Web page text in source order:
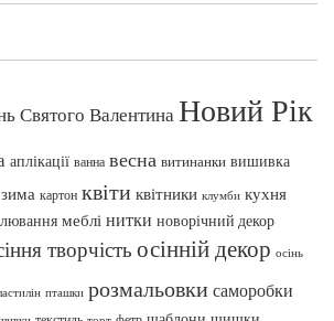
Святого ВалентинаНовий Рік
аплікації ванна весна витинанки вишивка
зима картон квіти квітники клумби кухня
меблі нитки новорічний декор
творчість осінній декор осінь
пташки розмальовки саморобки